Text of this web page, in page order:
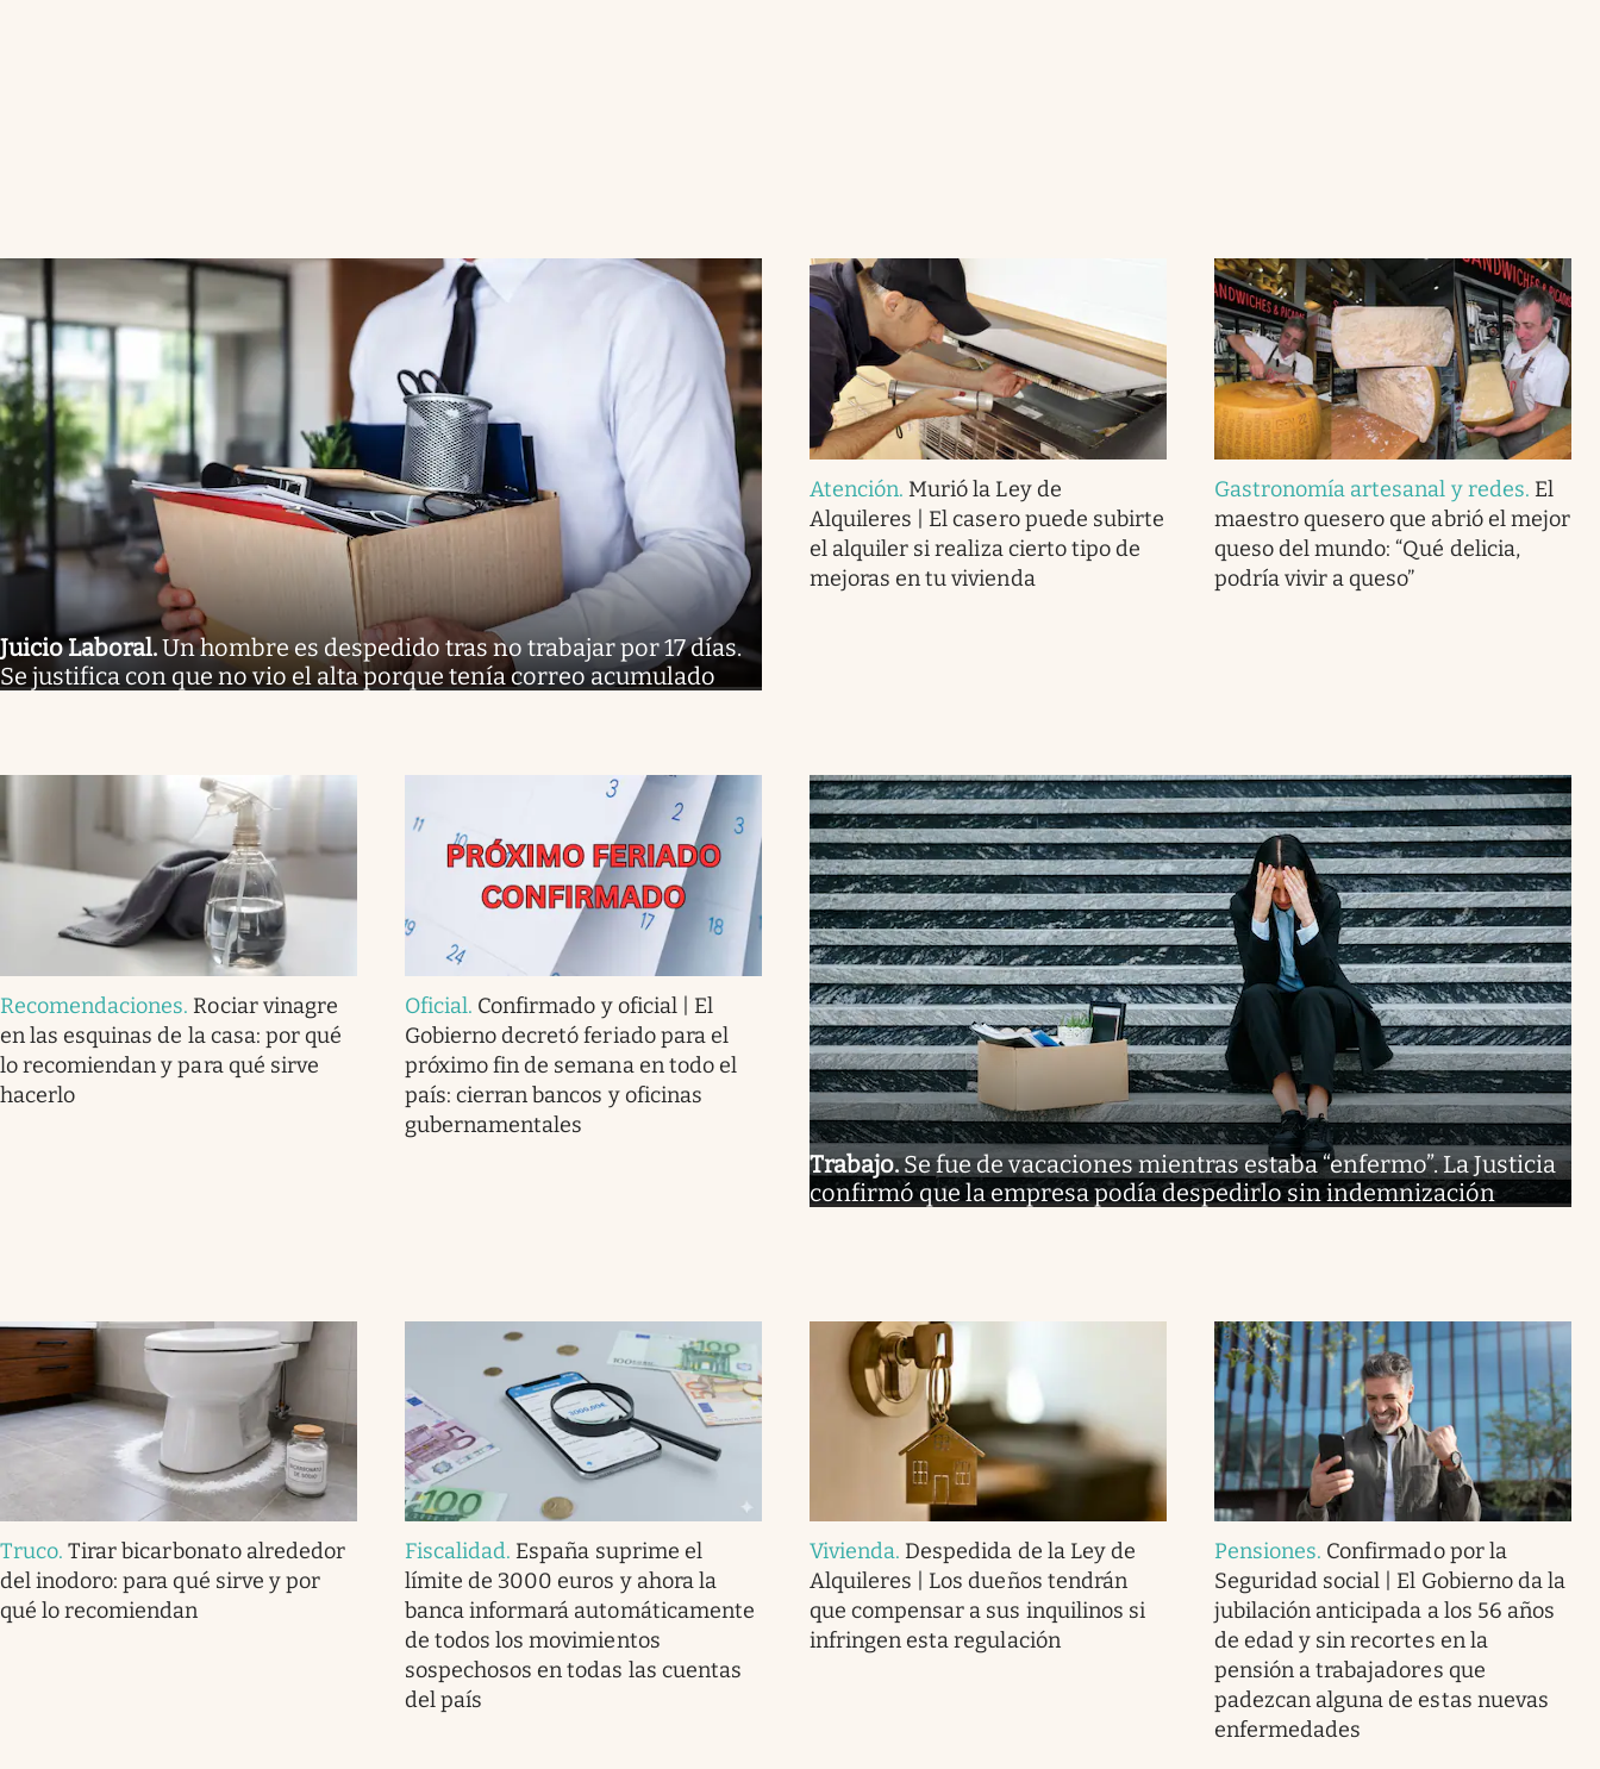
Juicio Laboral.Un hombre es despedido tras no trabajar por 17 días.
Se justifica con que no vio el alta porque tenía correo acumulado
Atención. Murió la Ley de
Alquileres | El casero puede subirte
el alquiler si realiza cierto tipo de
mejoras en tu vivienda
Gastronomía artesanal y redes. El
maestro quesero que abrió el mejor
queso del mundo: “Qué delicia,
podría vivir a queso”
Recomendaciones. Rociar vinagre
en las esquinas de la casa: por qué
lo recomiendan y para qué sirve
hacerlo
Oficial. Confirmado y oficial | El
Gobierno decretó feriado para el
próximo fin de semana en todo el
país: cierran bancos y oficinas
gubernamentales
Trabajo.Se fue de vacaciones mientras estaba “enfermo”. La Justicia
confirmó que la empresa podía despedirlo sin indemnización
Truco.Tirar bicarbonato alrededor
del inodoro: para qué sirve y por
qué lo recomiendan
Fiscalidad. España suprime el
límite de 3000 euros y ahora la
banca informará automáticamente
de todos los movimientos
sospechosos en todas las cuentas
del país
Vivienda. Despedida de la Ley de
Alquileres | Los dueños tendrán
que compensar a sus inquilinos si
infringen esta regulación
Pensiones. Confirmado por la
Seguridad social | El Gobierno da la
jubilación anticipada a los 56 años
de edad y sin recortes en la
pensión a trabajadores que
padezcan alguna de estas nuevas
enfermedades